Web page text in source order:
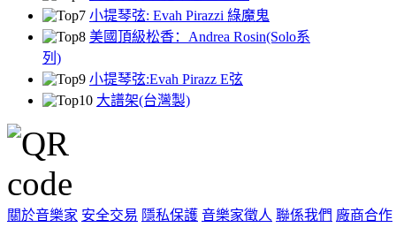
小提琴弦: Evah Pirazzi 綠魔鬼
美國頂級松香：Andrea Rosin(Solo系
列)
小提琴弦:Evah Pirazz E弦
大譜架(台灣製)
關於音樂家 安全交易 隱私保護 音樂家徵人 聯係我們 廠商合作